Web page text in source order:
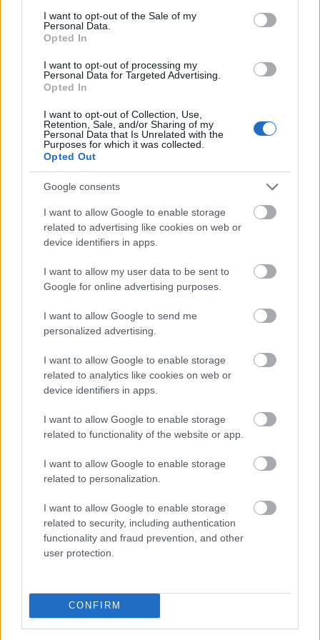
consent section.
I want to opt-out of the Sale of my
Personal Data.
Opted In
I want to opt-out of processing my
Personal Data for Targeted Advertising.
Opted In
I want to opt-out of Collection, Use,
Retention, Sale, and/or Sharing of my
Personal Data that Is Unrelated with the
Purposes for which it was collected.
Opted Out
Google consents
I want to allow Google to enable storage
related to advertising like cookies on web or
device identifiers in apps.
I want to allow my user data to be sent to
Google for online advertising purposes.
I want to allow Google to send me
personalized advertising.
I want to allow Google to enable storage
related to analytics like cookies on web or
device identifiers in apps.
I want to allow Google to enable storage
related to functionality of the website or app.
I want to allow Google to enable storage
related to personalization.
I want to allow Google to enable storage
related to security, including authentication
functionality and fraud prevention, and other
user protection.
CONFIRM
Megháromszorozta a hulladék újrahasznosítását
Magyarország
Országos hírek
Ehhez 13 évre volt szüksége hazánknak, ezzel az ugrással
elértük, hogy a szemét kétharmada újra hasznosul.
Könnyebbé válik a hulladék kezelése Kaposváron
2019.01.10
Helyi hírek